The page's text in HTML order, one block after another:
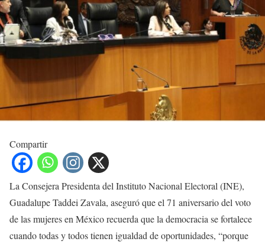
Compartir
La Consejera Presidenta del Instituto Nacional Electoral (INE),
Guadalupe Taddei Zavala, aseguró que el 71 aniversario del voto
de las mujeres en México recuerda que la democracia se fortalece
cuando todas y todos tienen igualdad de oportunidades, “porque